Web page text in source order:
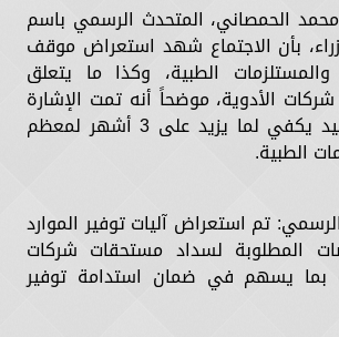
الحمصاني، المتحدث الرسمي باسم
بأن الاجتماع شهد استعراض موقف
والمستلزمات الطبية، وكذا ما يتعلق
الأدوية، موضحاً أنه تمت الإشارة
إلى أنه يُوجد رصيد يكفي لما يزيد على 3 أشهر لمعظم
الطبية.
تم استعراض آليات توفير الموارد
المطلوبة لسداد مستحقات شركات
بما يسهم في ضمان استدامة توفير